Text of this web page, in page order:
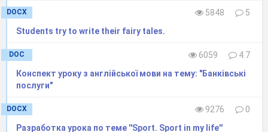
DOCX 5848
5
Students try to write their fairy tales.
DOC 6059
4.7
Конспект уроку з англійської мови на тему: "Банківські
послуги"
DOCX 9276
0
Разработка урока по теме ''Sport. Sport in my life''